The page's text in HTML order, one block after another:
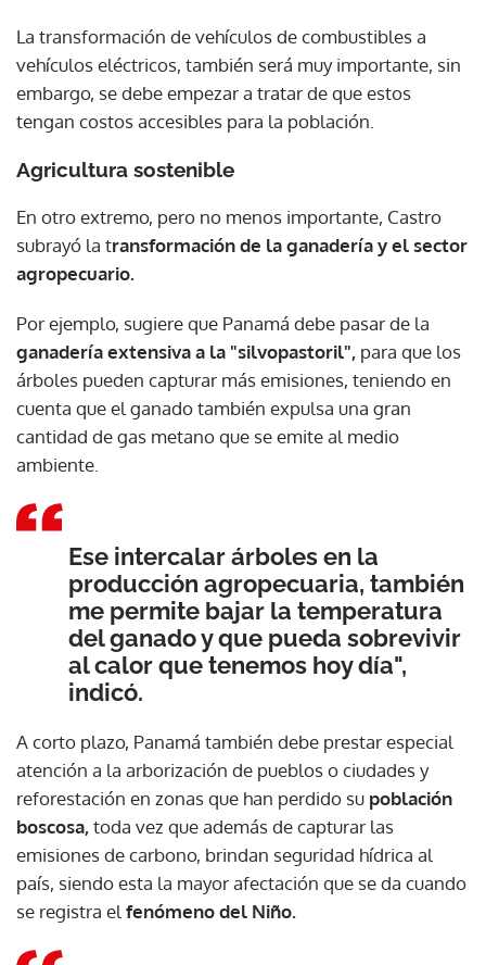
La transformación de vehículos de combustibles a
vehículos eléctricos, también será muy importante, sin
embargo, se debe empezar a tratar de que estos
tengan costos accesibles para la población.
Agricultura sostenible
En otro extremo, pero no menos importante, Castro
subrayó la transformación de la ganadería y el sector
agropecuario.
Por ejemplo, sugiere que Panamá debe pasar de la
ganadería extensiva a la "silvopastoril", para que los
árboles pueden capturar más emisiones, teniendo en
cuenta que el ganado también expulsa una gran
cantidad de gas metano que se emite al medio
ambiente.
Ese intercalar árboles en la
producción agropecuaria, también
me permite bajar la temperatura
del ganado y que pueda sobrevivir
al calor que tenemos hoy día",
indicó.
A corto plazo, Panamá también debe prestar especial
atención a la arborización de pueblos o ciudades y
reforestación en zonas que han perdido su población
boscosa,toda vez que además de capturar las
emisiones de carbono, brindan seguridad hídrica al
país, siendo esta la mayor afectación que se da cuando
se registra elfenómeno del Niño.